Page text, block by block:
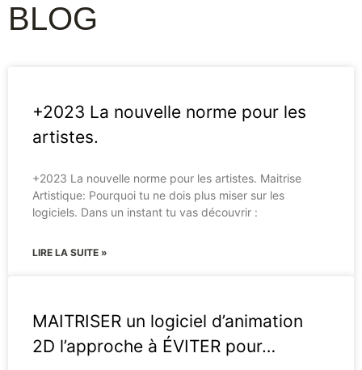
BLOG
+2023 La nouvelle norme pour les
artistes.
+2023 La nouvelle norme pour les artistes. Maitrise
Artistique: Pourquoi tu ne dois plus miser sur les
logiciels. Dans un instant tu vas découvrir :
LIRE LA SUITE »
MAITRISER un logiciel d’animation
2D l’approche à ÉVITER pour…